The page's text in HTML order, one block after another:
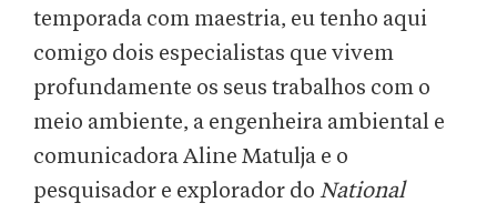
temporada com maestria, eu tenho aqui
comigo dois especialistas que vivem
profundamente os seus trabalhos com o
meio ambiente, a engenheira ambiental e
comunicadora Aline Matulja e o
pesquisador e explorador do National